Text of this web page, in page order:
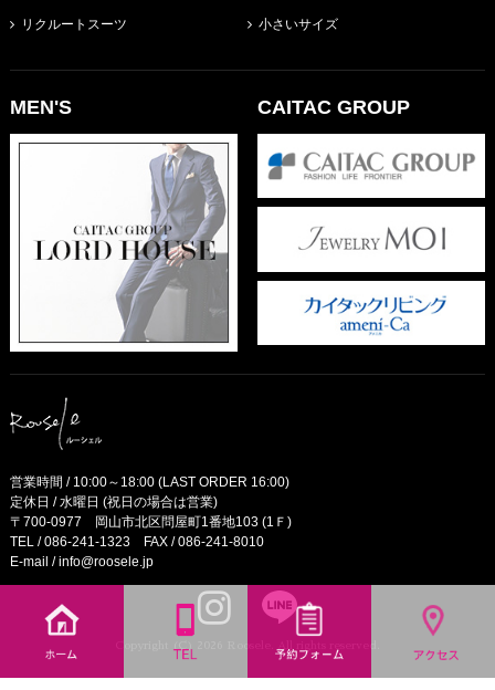
リクルートスーツ 小さいサイズ
MEN'S CAITAC GROUP
営業時間 / 10:00～18:00 (LAST ORDER 16:00)
定休日 / 水曜日 (祝日の場合は営業)
〒700-0977 岡山市北区問屋町1番地103 (1Ｆ)
TEL /086-241-1323FAX / 086-241-8010
E-mail /info@roosele.jp